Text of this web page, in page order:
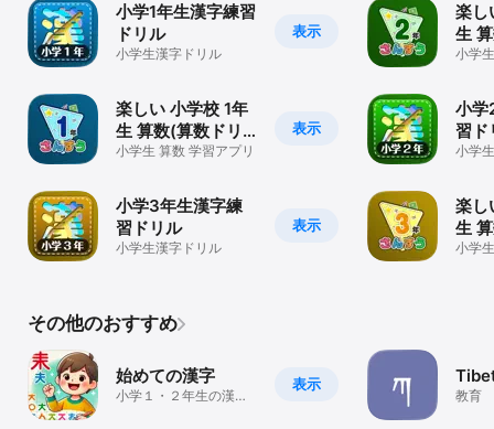
表示
小学1年生漢字練習
ドリル
小学生漢字ドリル
表示
楽しい 小学校 1年
生 算数(算数ドリ
ル)
小学生 算数 学習アプリ
表示
小学3年生漢字練
習ドリル
小学生漢字ドリル
楽し
生
ル)
小学
小学
習ド
小学
楽し
生
ル)
小学
その他のおすすめ
表示
始めての漢字
小学１・２年生の漢字
教育